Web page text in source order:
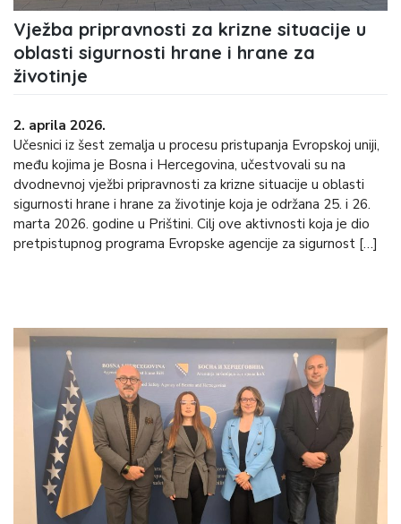
Vježba pripravnosti za krizne situacije u
oblasti sigurnosti hrane i hrane za
životinje
2. aprila 2026.
Učesnici iz šest zemalja u procesu pristupanja Evropskoj uniji,
među kojima je Bosna i Hercegovina, učestvovali su na
dvodnevnoj vježbi pripravnosti za krizne situacije u oblasti
sigurnosti hrane i hrane za životinje koja je održana 25. i 26.
marta 2026. godine u Prištini. Cilj ove aktivnosti koja je dio
pretpistupnog programa Evropske agencije za sigurnost […]